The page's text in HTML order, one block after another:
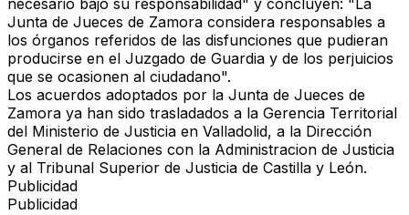
necesario bajo su responsabilidad" y concluyen: "La
Junta de Jueces de Zamora considera responsables a
los órganos referidos de las disfunciones que pudieran
producirse en el Juzgado de Guardia y de los perjuicios
que se ocasionen al ciudadano".
Los acuerdos adoptados por la Junta de Jueces de
Zamora ya han sido trasladados a la Gerencia Territorial
del Ministerio de Justicia en Valladolid, a la Dirección
General de Relaciones con la Administracion de Justicia
y al Tribunal Superior de Justicia de Castilla y León.
Publicidad
Publicidad